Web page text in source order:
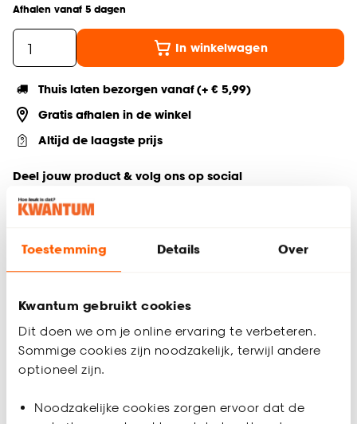
Toestemming Details Over
Kwantum gebruikt cookies
Dit doen we om je online ervaring te verbeteren.
Sommige cookies zijn noodzakelijk, terwijl andere
optioneel zijn.
Noodzakelijke cookies zorgen ervoor dat de
Afhalen vanaf 5 dagen
In winkelwagen
Thuis laten bezorgen vanaf (+ € 5,99)
Gratis afhalen in de winkel
Altijd de laagste prijs
Deel jouw product & volg ons op social
voorraadpot. Het glazen ontwerp met een bamboe deksel
heeft een afmeting van 109x109x11 cm (lxbxh) en biedt
voldoende ruimte om je producten op een overzichtelijke
manier te bewaren. Een perfecte combinatie van stijl en
functionaliteit voor je keuken.
Productspecificaties